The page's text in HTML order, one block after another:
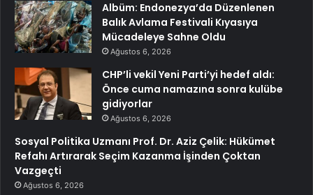
Albüm: Endonezya’da Düzenlenen
Balık Avlama Festivali Kıyasıya
Mücadeleye Sahne Oldu
Ağustos 6, 2026
CHP’li vekil Yeni Parti’yi hedef aldı:
Önce cuma namazına sonra kulübe
gidiyorlar
Ağustos 6, 2026
Sosyal Politika Uzmanı Prof. Dr. Aziz Çelik: Hükümet
Refahı Artırarak Seçim Kazanma İşinden Çoktan
Vazgeçti
Ağustos 6, 2026